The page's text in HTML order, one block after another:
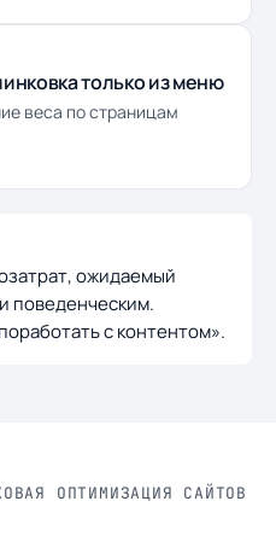
только из меню
веса по страницам
ожидаемый
поведенческим.
с контентом».
ОПТИМИЗАЦИЯ САЙТОВ